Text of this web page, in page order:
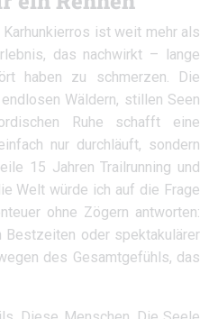
Karhunkierros ist weit mehr als
das nachwirkt – lange
haben zu schmerzen. Die
Wäldern, stillen Seen
Ruhe schafft eine
nur durchläuft, sondern
15 Jahren Trailrunning und
Welt würde ich auf die Frage
ohne Zögern antworten:
Bestzeiten oder spektakulärer
des Gesamtgefühls, das